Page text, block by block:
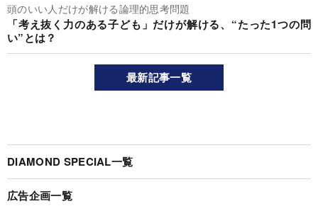
頭のいい人だけが解ける論理的思考問題
「考え抜く力のある子ども」だけが解ける、“たった1つの問
い”とは？
最新記事一覧
DIAMOND SPECIAL一覧
広告企画一覧